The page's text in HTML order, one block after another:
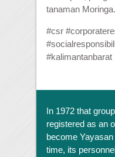
tanaman Moringa.
#csr
#kalimantanbarat
In 1972 that
registered as an
become
time, its